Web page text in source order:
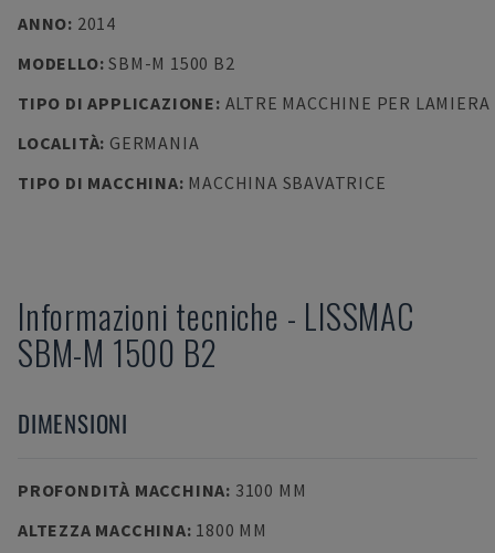
ANNO: 2014
MODELLO:SBM-M 1500 B2
TIPO DI APPLICAZIONE: ALTRE MACCHINE PER LAMIERA
LOCALITÀ: GERMANIA
TIPO DI MACCHINA: MACCHINA SBAVATRICE
Informazioni tecniche - LISSMAC
SBM-M 1500 B2
DIMENSIONI
PROFONDITÀ MACCHINA: 3100 MM
ALTEZZA MACCHINA: 1800 MM